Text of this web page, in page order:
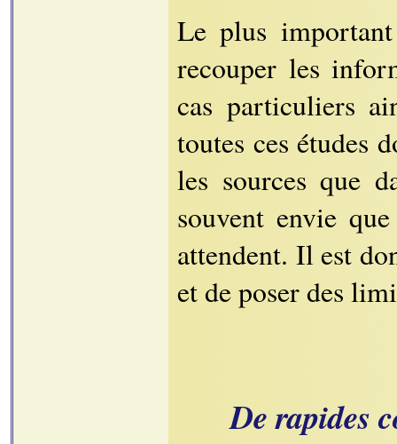
Le plus
recouper les
cas particuliers
toutes ces études
les sources que
souvent envie
attendent. Il est
et de poser des
De rapides